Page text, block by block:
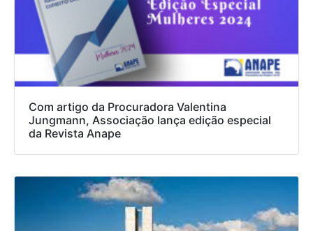
Com artigo da Procuradora Valentina
Jungmann, Associação lança edição especial
da Revista Anape